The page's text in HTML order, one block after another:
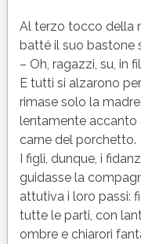
Al terzo tocco della
batté il suo bastone
– Oh, ragazzi, su, in
E tutti si alzarono
rimase solo la
lentamente accanto
carne del porchetto.
I figli, dunque, i
guidasse la
attutiva i loro passi:
tutte le parti, con
ombre e chiarori